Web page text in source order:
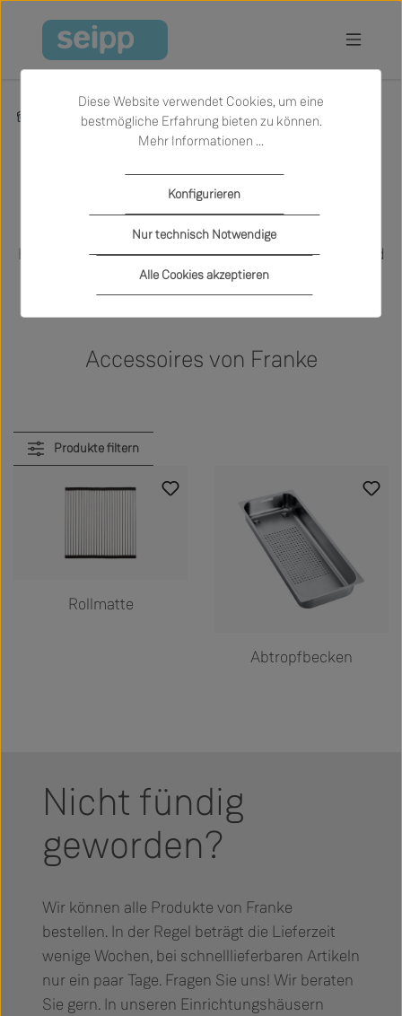
Zum Hauptinhalt springen
Franke
Franke ist spezialisiert auf die Entwicklung und
Herstellung von hochwertigen Spülen, Armaturen und
maßgeschneiderten Lösungen für die professionelle
Küche.
Accessoires von Franke
Produkte filtern
Rollmatte
Abtropfbecken
Nicht fündig
geworden?
Wir können alle Produkte von Franke
bestellen. In der Regel beträgt die Lieferzeit
wenige Wochen, bei schnelllieferbaren Artikeln
nur ein paar Tage. Fragen Sie uns! Wir beraten
Sie gern. In unseren Einrichtungshäusern
Diese Website verwendet Cookies, um eine
bestmögliche Erfahrung bieten zu können.
Mehr Informationen ...
Nur technisch Notwendige
Konfigurieren
Alle Cookies akzeptieren